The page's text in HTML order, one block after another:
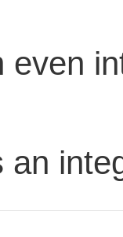
even
an